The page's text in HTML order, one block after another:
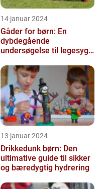
14 januar 2024
Gåder for børn: En
dybdegående
undersøgelse til legesyge
13 januar 2024
Drikkedunk børn: Den
ultimative guide til sikker
og bæredygtig hydrering